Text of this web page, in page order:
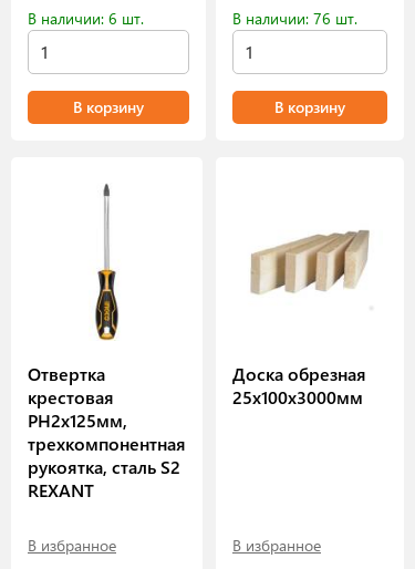
В наличии: 6 шт.
В корзину
В наличии: 76 шт.
В корзину
Отвертка
крестовая
PH2х125мм,
трехкомпонентная
рукоятка, сталь S2
REXANT
В избранное
Доска обрезная
25х100х3000мм
В избранное